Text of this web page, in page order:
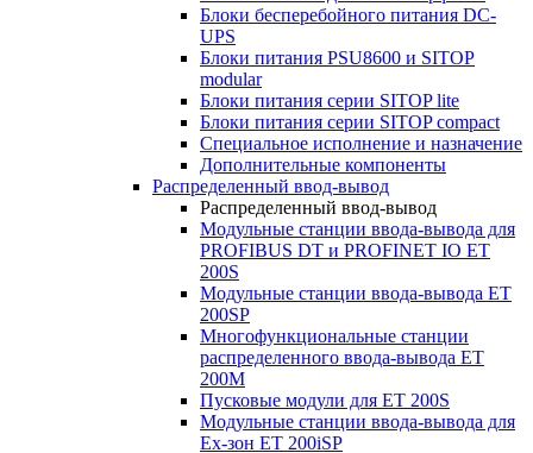
Блоки бесперебойного питания DC-
UPS
Блоки питания PSU8600 и SITOP
modular
Блоки питания серии SITOP lite
Блоки питания серии SITOP compact
Специальное исполнение и назначение
Дополнительные компоненты
Распределенный ввод-вывод
Распределенный ввод-вывод
Модульные станции ввода-вывода для
PROFIBUS DT и PROFINET IO ET
200S
Модульные станции ввода-вывода ET
200SP
Многофункциональные станции
распределенного ввода-вывода ET
200M
Пусковые модули для ET 200S
Модульные станции ввода-вывода для
Ex-зон ET 200iSP